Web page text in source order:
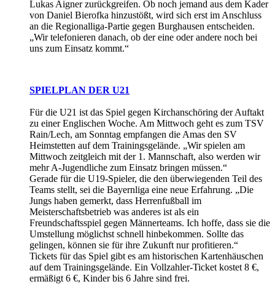
Lukas Aigner zurückgreifen. Ob noch jemand aus dem Kader
von Daniel Bierofka hinzustößt, wird sich erst im Anschluss
an die Regionalliga-Partie gegen Burghausen entscheiden.
„Wir telefonieren danach, ob der eine oder andere noch bei
uns zum Einsatz kommt.“
SPIELPLAN DER U21
Für die U21 ist das Spiel gegen Kirchanschöring der Auftakt
zu einer Englischen Woche. Am Mittwoch geht es zum TSV
Rain/Lech, am Sonntag empfangen die Amas den SV
Heimstetten auf dem Trainingsgelände. „Wir spielen am
Mittwoch zeitgleich mit der 1. Mannschaft, also werden wir
mehr A-Jugendliche zum Einsatz bringen müssen.“
Gerade für die U19-Spieler, die den überwiegenden Teil des
Teams stellt, sei die Bayernliga eine neue Erfahrung. „Die
Jungs haben gemerkt, dass Herrenfußball im
Meisterschaftsbetrieb was anderes ist als ein
Freundschaftsspiel gegen Männerteams. Ich hoffe, dass sie die
Umstellung möglichst schnell hinbekommen. Sollte das
gelingen, können sie für ihre Zukunft nur profitieren.“
Tickets für das Spiel gibt es am historischen Kartenhäuschen
auf dem Trainingsgelände. Ein Vollzahler-Ticket kostet 8 €,
ermäßigt 6 €, Kinder bis 6 Jahre sind frei.